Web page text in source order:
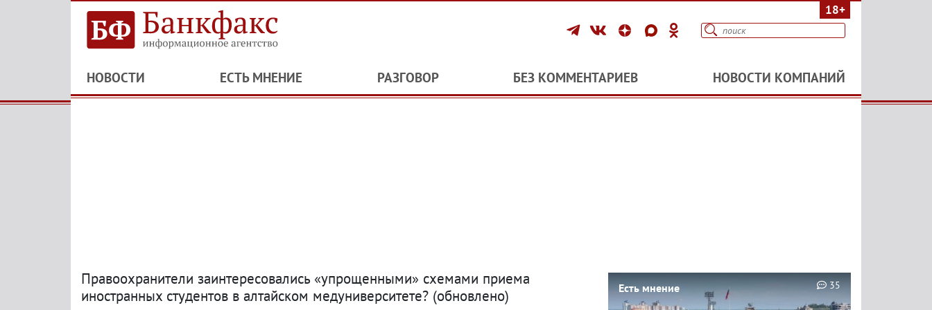
18+
НОВОСТИ ЕСТЬ МНЕНИЕ РАЗГОВОР БЕЗ КОММЕНТАРИЕВ НОВОСТИ КОМПАНИЙ
Правоохранители заинтересовались «упрощенными» схемами приема
иностранных студентов в алтайском медуниверситете? (обновлено) Есть мнение 35